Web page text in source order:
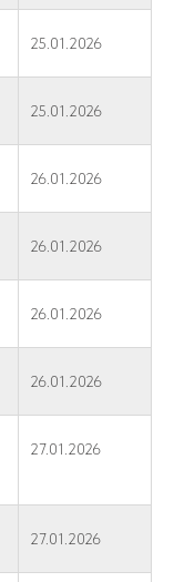
25.01.2026
25.01.2026
26.01.2026
26.01.2026
26.01.2026
26.01.2026
27.01.2026
27.01.2026